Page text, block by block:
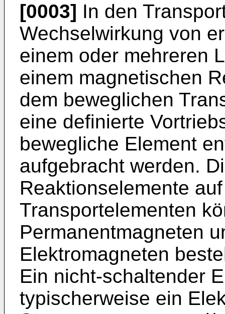
[0003] In den
Wechselwirkung von
einem oder mehreren
einem magnetischen
dem beweglichen
eine definierte
bewegliche Element
aufgebracht werden.
Reaktionselemente
Transportelementen
Permanentmagneten
Elektromagneten
Ein nicht-schaltender
typischerweise ein